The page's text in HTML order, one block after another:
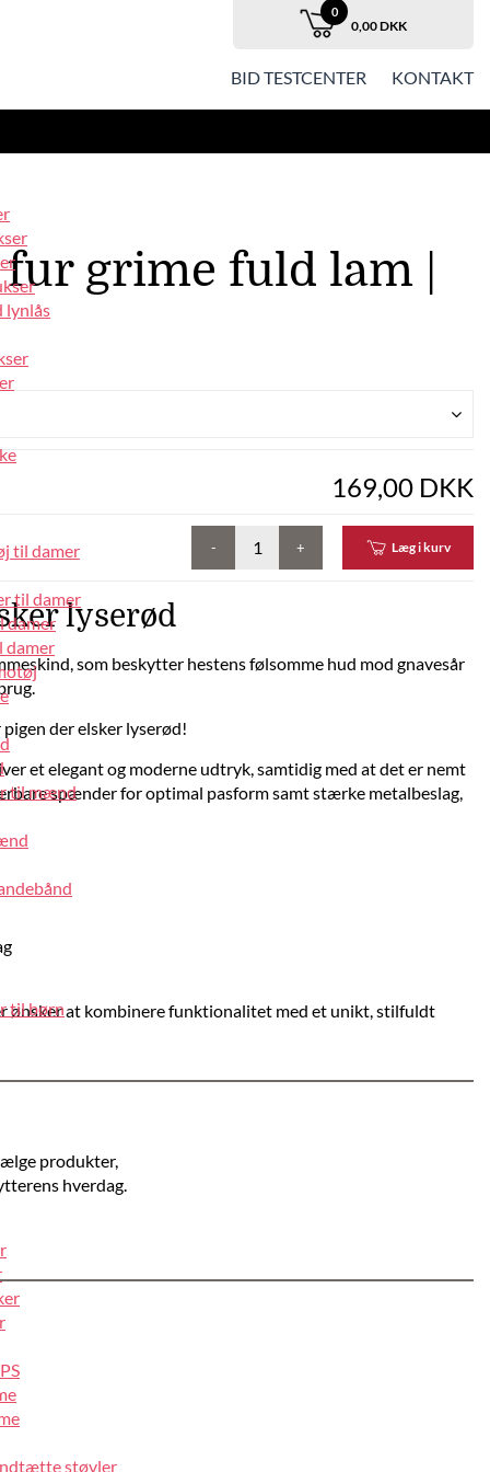
0
0,00 DKK
BID TESTCENTER KONTAKT
lynlås
til damer
til damer
damer
damer
til mænd
til børn
støvler
grime fuld lam |
169,00 DKK
- + Læg i kurv
lyserød
som beskytter hestens følsomme hud mod gnavesår
der elsker lyserød!
et elegant og moderne udtryk, samtidig med at det er nemt
spænder for optimal pasform samt stærke metalbeslag,
ønsker at kombinere funktionalitet med et unikt, stilfuldt
produkter,
hverdag.